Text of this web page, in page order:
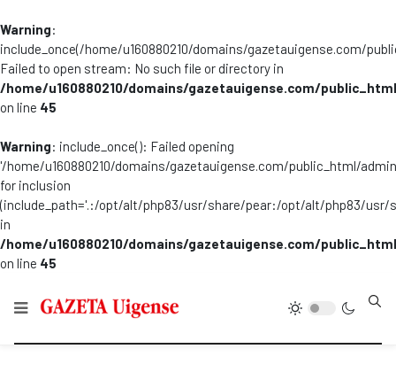
Warning:
include_once(/home/u160880210/domains/gazetauigense.com/
Failed to open stream: No such file or directory in
/home/u160880210/domains/gazetauigense.com/
on line 45
Warning: include_once(): Failed opening
'/home/u160880210/domains/gazetauigense.com/public_html/
for inclusion
(include_path='.:/opt/alt/php83/usr/share/pear:/opt/alt/php83/
in
/home/u160880210/domains/gazetauigense.com/
on line 45